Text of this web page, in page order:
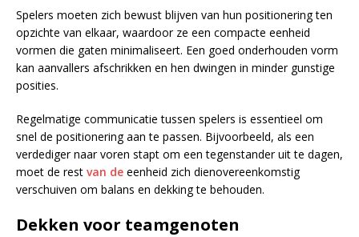
Spelers moeten zich bewust blijven van hun positionering ten
opzichte van elkaar, waardoor ze een compacte eenheid
vormen die gaten minimaliseert. Een goed onderhouden vorm
kan aanvallers afschrikken en hen dwingen in minder gunstige
posities.
Regelmatige communicatie tussen spelers is essentieel om
snel de positionering aan te passen. Bijvoorbeeld, als een
verdediger naar voren stapt om een tegenstander uit te dagen,
moet de rest van de eenheid zich dienovereenkomstig
verschuiven om balans en dekking te behouden.
Dekken voor teamgenoten